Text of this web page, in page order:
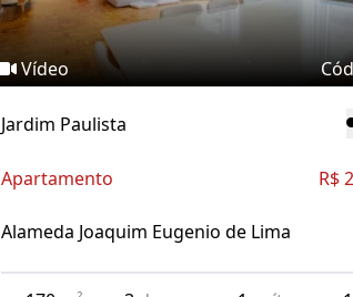
Vídeo
Jardim Paulista
Apartamento R$
Alameda Joaquim Eugenio de Lima